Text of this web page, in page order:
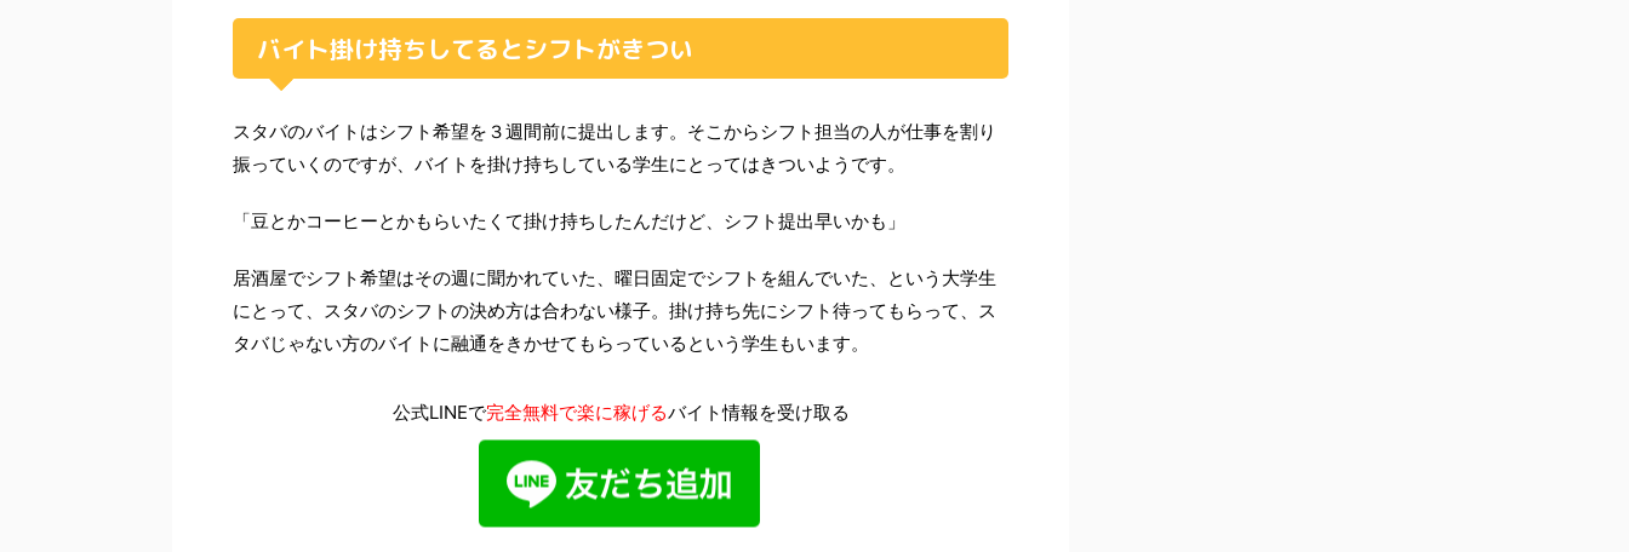
バイト掛け持ちしてるとシフトがきつい
スタバのバイトはシフト希望を３週間前に提出します。そこからシフト担当の人が仕事を割り
振っていくのですが、バイトを掛け持ちしている学生にとってはきついようです。
「豆とかコーヒーとかもらいたくて掛け持ちしたんだけど、シフト提出早いかも」
居酒屋でシフト希望はその週に聞かれていた、曜日固定でシフトを組んでいた、という大学生
にとって、スタバのシフトの決め方は合わない様子。掛け持ち先にシフト待ってもらって、ス
タバじゃない方のバイトに融通をきかせてもらっているという学生もいます。
公式LINEで完全無料で楽に稼げるバイト情報を受け取る